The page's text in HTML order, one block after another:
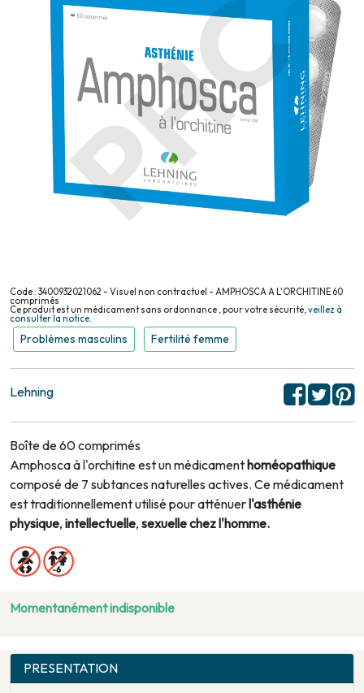
Code : 3400932021062 - Visuel non contractuel - AMPHOSCA A L'ORCHITINE 60
comprimés
Ce produit est un médicament sans ordonnance , pour votre sécurité,veillez à
consulter la notice.
Problèmes masculins Fertilité femme
Lehning
Boîte de 60 comprimés
Amphosca à l'orchitine est un médicamenthoméopathique
composé de 7 subtances naturelles actives. Ce médicament
est traditionnellement utilisé pour atténuerl'asthénie
physique, intellectuelle, sexuelle chez l'homme.
Momentanément indisponible
PRESENTATION